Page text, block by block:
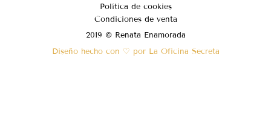
Política de cookies
Condiciones de venta
2019 © Renata Enamorada
Diseño hecho con ♡ por La Oficina Secreta